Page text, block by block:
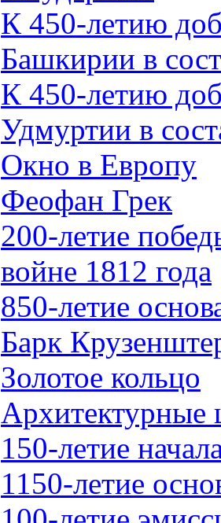
К 450-летию
Башкирии в
К 450-летию
Удмуртии в
Окно в Европу
Феофан Грек
200-летие
войне 1812 года
850-летие
Барк
Золотое кольцо
Архитектурные
150-летие
1150-летие